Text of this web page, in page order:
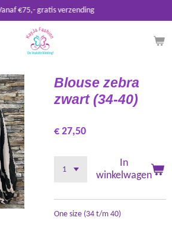
€75,- gratis verzending
Blouse zebra
zwart (34-40)
€ 27,50
In
winkelwagen
One size (34 t/m 40)